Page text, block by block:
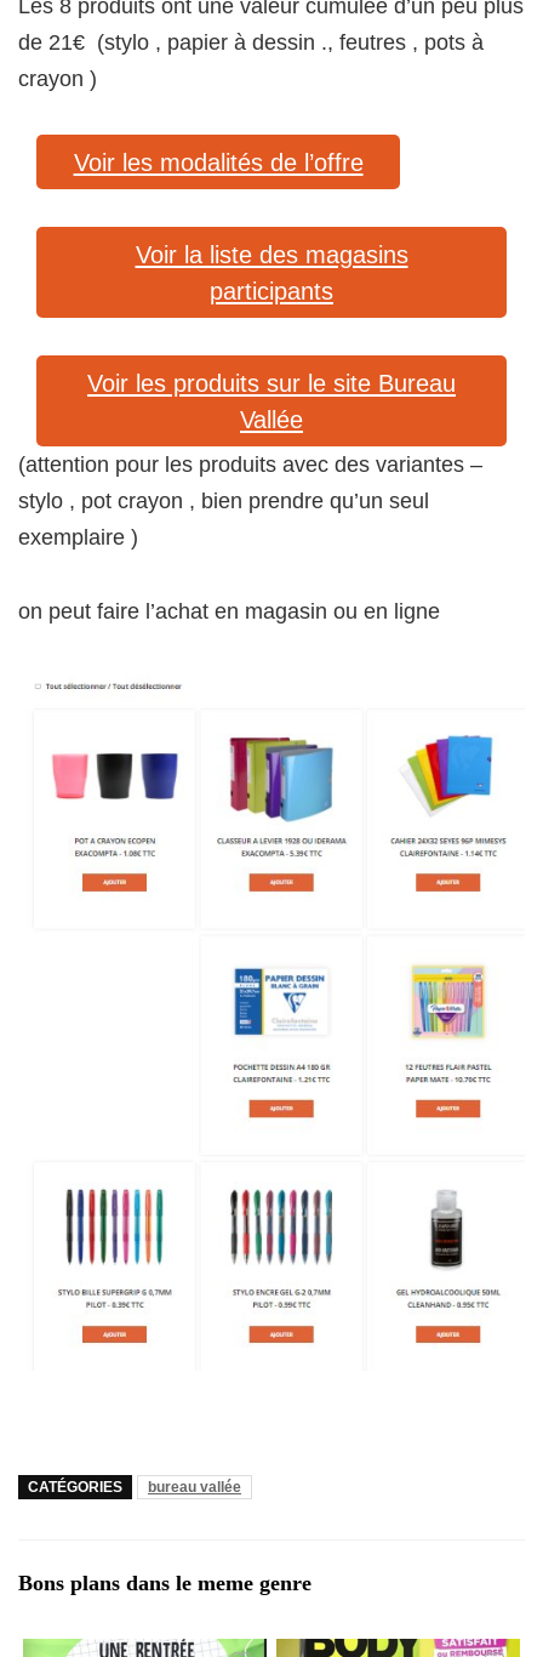
Les 8 produits ont une valeur cumulée d’un peu plus
de 21€ (stylo , papier à dessin ., feutres , pots à
crayon )
Voir les modalités de l’offre
Voir la liste des magasins
participants
Voir les produits sur le site Bureau
Vallée
(attention pour les produits avec des variantes –
stylo , pot crayon , bien prendre qu’un seul
exemplaire )
on peut faire l’achat en magasin ou en ligne
CATÉGORIES bureau vallée
Bons plans dans le meme genre